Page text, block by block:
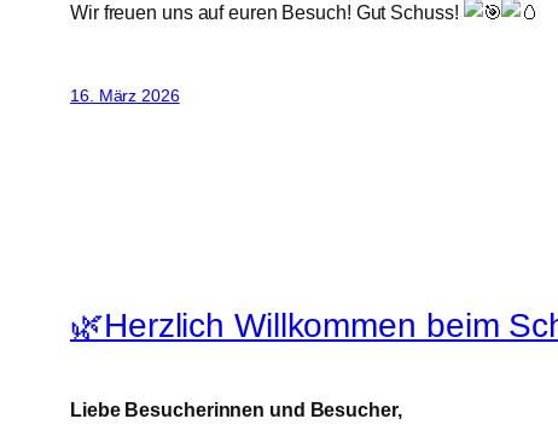
​Wir freuen uns auf euren Besuch! Gut Schuss!
16. März 2026
🌿Herzlich Willkommen beim
Liebe Besucherinnen und Besucher,